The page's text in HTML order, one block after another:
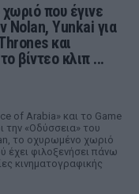
που έγινε
Nolan, Yunkai για
και
βίντεο κλιπ ...
of Arabia» και το Game
την «Οδύσσεια» του
το οχυρωμένο χωριό
έχει φιλοξενήσει πάνω
κινηματογραφικής